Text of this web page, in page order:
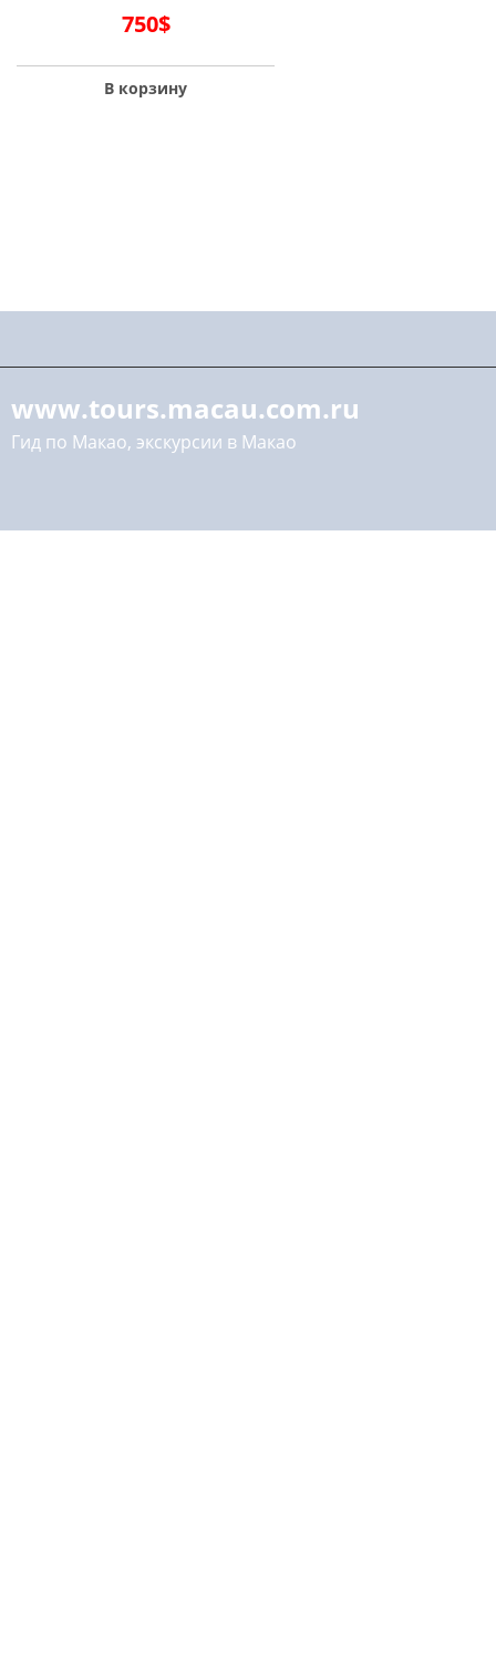
750$
В корзину
www.tours.macau.com.ru
Гид по Макао, экскурсии в Макао